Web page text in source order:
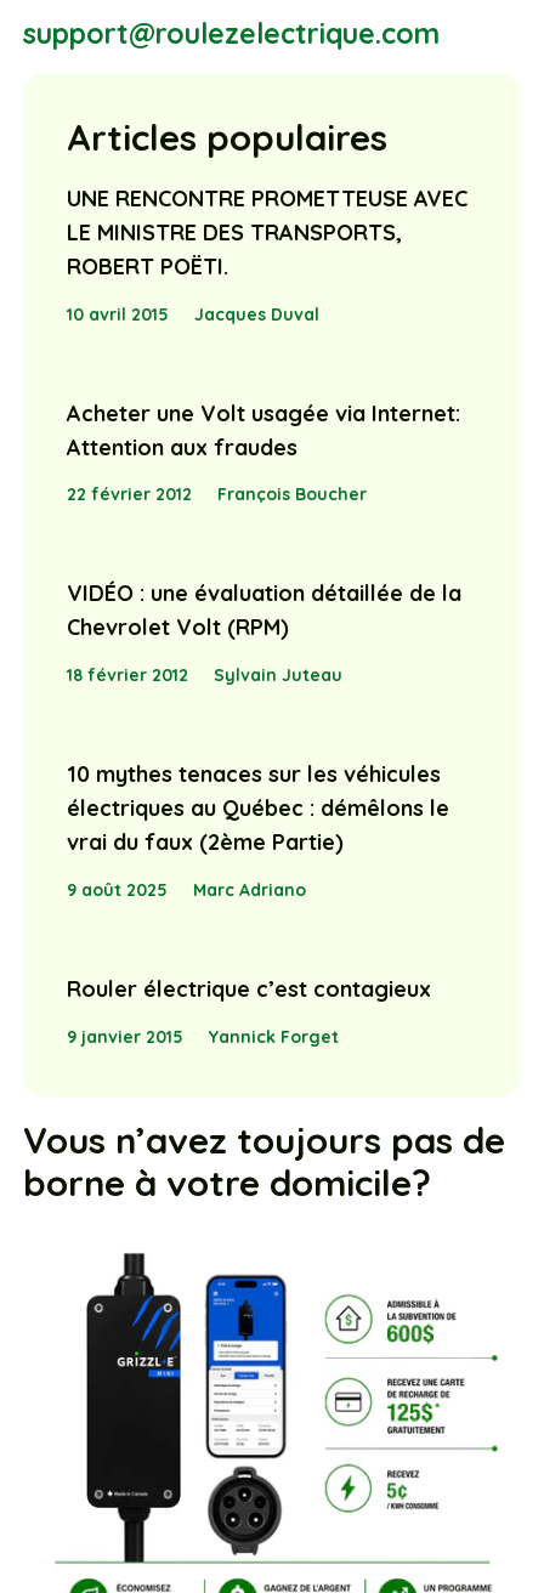
support@roulezelectrique.com
Articles populaires
UNE RENCONTRE PROMETTEUSE AVEC
LE MINISTRE DES TRANSPORTS,
ROBERT POËTI.
10 avril 2015 Jacques Duval
Acheter une Volt usagée via Internet:
Attention aux fraudes
22 février 2012 François Boucher
VIDÉO : une évaluation détaillée de la
Chevrolet Volt (RPM)
18 février 2012 Sylvain Juteau
10 mythes tenaces sur les véhicules
électriques au Québec : démêlons le
vrai du faux (2ème Partie)
9 août 2025 Marc Adriano
Rouler électrique c’est contagieux
9 janvier 2015 Yannick Forget
Vous n’avez toujours pas de
borne à votre domicile?